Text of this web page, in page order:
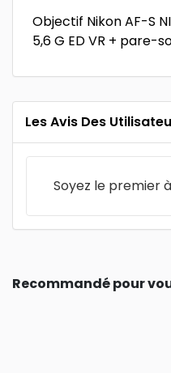
Objectif Nikon AF-S
5,6 G ED VR + pare-
Les Avis Des
Soyez le premier à
Recommandé pour